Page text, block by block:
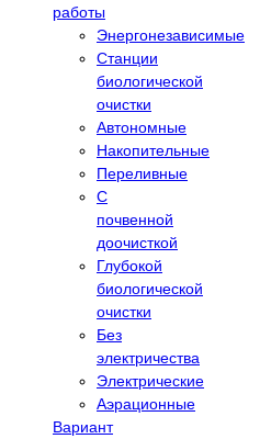
работы
Энергонезависимые
Станции
биологической
очистки
Автономные
Накопительные
Переливные
С
почвенной
доочисткой
Глубокой
биологической
очистки
Без
электричества
Электрические
Аэрационные
Вариант